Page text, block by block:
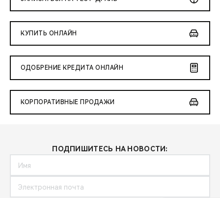
КУПИТЬ ОНЛАЙН
ОДОБРЕНИЕ КРЕДИТА ОНЛАЙН
КОРПОРАТИВНЫЕ ПРОДАЖИ
ПОДПИШИТЕСЬ НА НОВОСТИ: